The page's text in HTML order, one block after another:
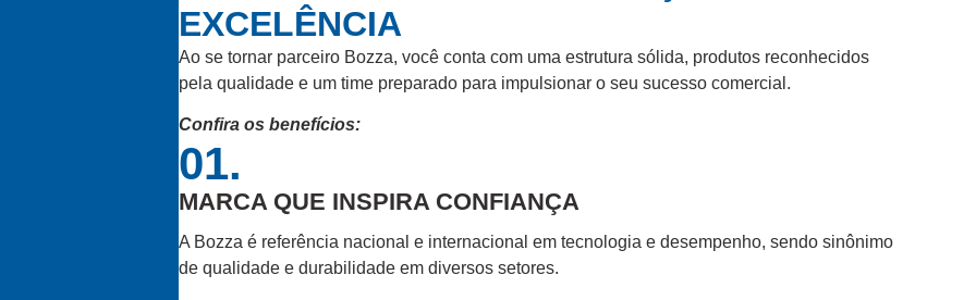
EXCELÊNCIA
Ao se tornar parceiro Bozza, você conta com uma estrutura sólida, produtos reconhecidos
pela qualidade e um time preparado para impulsionar o seu sucesso comercial.
Confira os benefícios:
01.
MARCA QUE INSPIRA CONFIANÇA
A Bozza é referência nacional e internacional em tecnologia e desempenho, sendo sinônimo
de qualidade e durabilidade em diversos setores.